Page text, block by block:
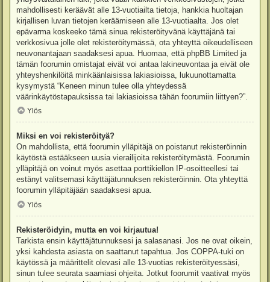
mahdollisesti keräävät alle 13-vuotiailta tietoja, hankkia huoltajan
kirjallisen luvan tietojen keräämiseen alle 13-vuotiaalta. Jos olet
epävarma koskeeko tämä sinua rekisteröityvänä käyttäjänä tai
verkkosivua jolle olet rekisteröitymässä, ota yhteyttä oikeudelliseen
neuvonantajaan saadaksesi apua. Huomaa, että phpBB Limited ja
tämän foorumin omistajat eivät voi antaa lakineuvontaa ja eivät ole
yhteyshenkilöitä minkäänlaisissa lakiasioissa, lukuunottamatta
kysymystä “Keneen minun tulee olla yhteydessä
väärinkäytöstapauksissa tai lakiasioissa tähän foorumiin liittyen?”.
Ylös
Miksi en voi rekisteröityä?
On mahdollista, että foorumin ylläpitäjä on poistanut rekisteröinnin
käytöstä estääkseen uusia vierailijoita rekisteröitymästä. Foorumin
ylläpitäjä on voinut myös asettaa porttikiellon IP-osoitteellesi tai
estänyt valitsemasi käyttäjätunnuksen rekisteröinnin. Ota yhteyttä
foorumin ylläpitäjään saadaksesi apua.
Ylös
Rekisteröidyin, mutta en voi kirjautua!
Tarkista ensin käyttäjätunnuksesi ja salasanasi. Jos ne ovat oikein,
yksi kahdesta asiasta on saattanut tapahtua. Jos COPPA-tuki on
käytössä ja määrittelit olevasi alle 13-vuotias rekisteröityessäsi,
sinun tulee seurata saamiasi ohjeita. Jotkut foorumit vaativat myös